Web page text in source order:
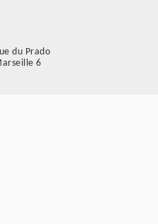
du Prado
6